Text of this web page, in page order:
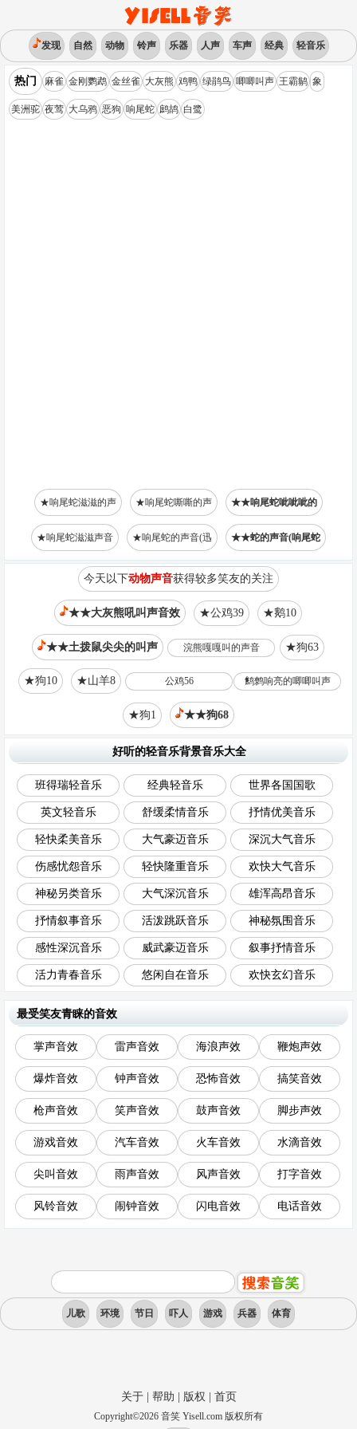
发现 自然 动物 铃声 乐器 人声 车声 经典 轻音乐
热门 麻雀 金刚鹦鹉 金丝雀 大灰熊 鸡鸭 绿鹃鸟 唧唧叫声 王霸鹟 象
美洲驼 夜莺 大乌鸦 恶狗 响尾蛇 鹧鸪 白鹭
★响尾蛇滋滋的声 ★响尾蛇嘶嘶的声 ★★响尾蛇呲呲呲的
★响尾蛇滋滋声音 ★响尾蛇的声音(迅 ★★蛇的声音(响尾蛇
今天以下动物声音获得较多笑友的关注
★★大灰熊吼叫声音效 ★公鸡39 ★鹅10
★★土拨鼠尖尖的叫声 浣熊嘎嘎叫的声音 ★狗63
★狗10 ★山羊8 公鸡56 鹪鹩响亮的唧唧叫声
★狗1 ★★狗68
好听的轻音乐背景音乐大全
班得瑞轻音乐 经典轻音乐 世界各国国歌
英文轻音乐 舒缓柔情音乐 抒情优美音乐
轻快柔美音乐 大气豪迈音乐 深沉大气音乐
伤感忧怨音乐 轻快隆重音乐 欢快大气音乐
神秘另类音乐 大气深沉音乐 雄浑高昂音乐
抒情叙事音乐 活泼跳跃音乐 神秘氛围音乐
感性深沉音乐 威武豪迈音乐 叙事抒情音乐
活力青春音乐 悠闲自在音乐 欢快玄幻音乐
最受笑友青睐的音效
掌声音效 雷声音效 海浪声效 鞭炮声效
爆炸音效 钟声音效 恐怖音效 搞笑音效
枪声音效 笑声音效 鼓声音效 脚步声效
游戏音效 汽车音效 火车音效 水滴音效
尖叫音效 雨声音效 风声音效 打字音效
风铃音效 闹钟音效 闪电音效 电话音效
儿歌 环境 节日 吓人 游戏 兵器 体育
关于| 帮助 版权 首页
Copyright©2026 音笑 Yisell.com 版权所有